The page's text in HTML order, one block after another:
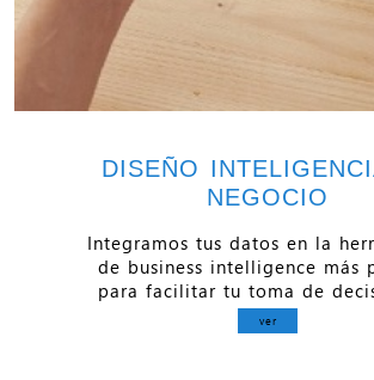
DISEÑO
NEGOCIO
Integramos tus datos en la
de business intelligence más
para facilitar tu toma de
ver